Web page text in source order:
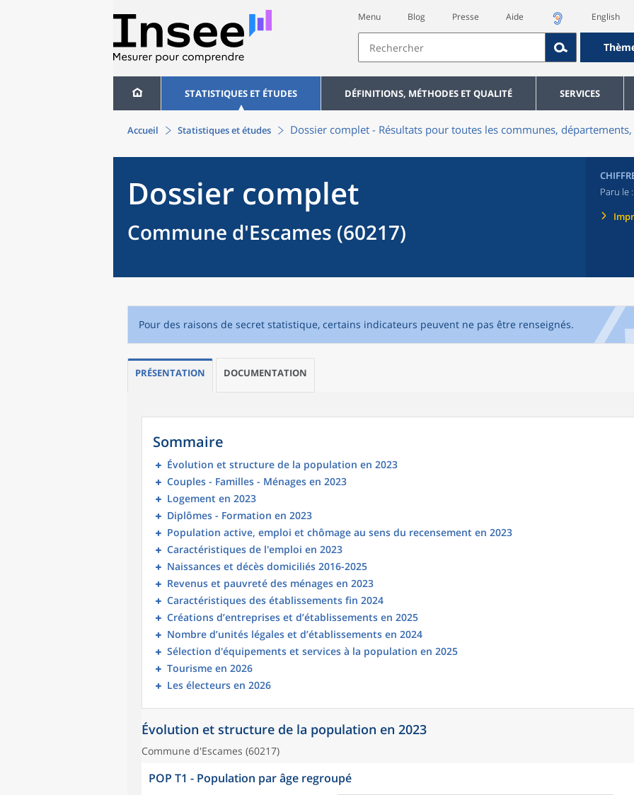
Menu Blog Presse Aide English
STATISTIQUES ET ÉTUDES DÉFINITIONS, MÉTHODES ET QUALITÉ SERVICES
Accueil Statistiques et études Dossier complet - Résultats pour toutes les communes,
Dossier complet
Commune d'Escames (60217)
Paru le
Pour des raisons de secret statistique, certains indicateurs peuvent ne pas être renseignés.
PRÉSENTATION DOCUMENTATION
Sommaire
Évolution et structure de la population en 2023
Couples - Familles - Ménages en 2023
Logement en 2023
Diplômes - Formation en 2023
Population active, emploi et chômage au sens du recensement en 2023
Caractéristiques de l'emploi en 2023
Naissances et décès domiciliés 2016-2025
Revenus et pauvreté des ménages en 2023
Caractéristiques des établissements fin 2024
Créations d’entreprises et d’établissements en 2025
Nombre d’unités légales et d’établissements en 2024
Sélection d'équipements et services à la population en 2025
Tourisme en 2026
Les électeurs en 2026
Évolution et structure de la population en 2023
Commune d'Escames (60217)
POP T1 - Population par âge regroupé